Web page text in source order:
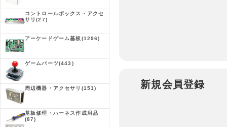
コントロールボックス・アクセ
サリ(27)
アーケードゲーム基板 (1296)
ゲームパーツ(443)
周辺機器・アクセサリ (151)
基板修理・ハーネス作成用品
(87)
新規会員登録